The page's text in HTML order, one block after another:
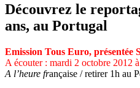
Découvrez le
ans, au Portugal
Emission Tous Euro, présentée
A écouter : mardi 2 octobre 2012
A l’heure française / retirer 1h au